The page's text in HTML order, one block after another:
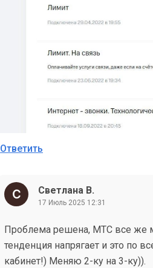
Ответить
Светлана В.
17 Июль 2025 12:31
Проблема решена, МТС все же
тенденция напрягает и это по
кабинет!) Меняю 2-ку на 3-ку)).